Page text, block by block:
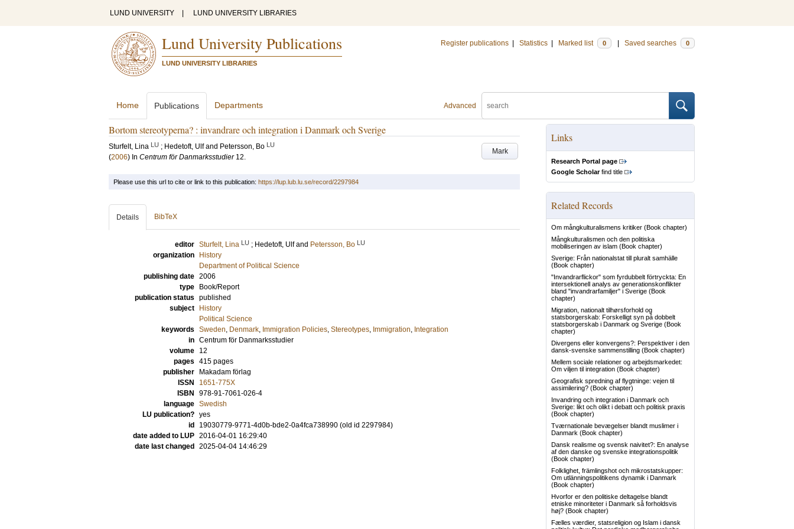
LUND UNIVERSITY LUND UNIVERSITY LIBRARIES
Lund University Publications
LUND UNIVERSITY LIBRARIES
Register publications Statistics Marked list 0 Saved searches 0
Advanced
Home Publications Departments
Bortom stereotyperna? : invandrare och integration i Danmark och Sverige
Mark
Sturfelt, Lina LU ; Hedetoft, Ulf and Petersson, Bo LU
(2006) In Centrum för Danmarksstudier 12.
Links
Research Portal page
Google Scholarfind title
Related Records
Om mångkulturalismens kritiker (Book chapter)
Mångkulturalismen och den politiska
mobiliseringen av islam (Book chapter)
Sverige: Från nationalstat till pluralt samhälle
(Book chapter)
"Invandrarflickor" som fyrdubbelt förtryckta: En
intersektionell analys av generationskonflikter
bland "invandrarfamiljer" i Sverige (Book
chapter)
Migration, nationalt tilhørsforhold og
statsborgerskab: Forskelligt syn på dobbelt
statsborgerskab i Danmark og Sverige (Book
chapter)
Divergens eller konvergens?: Perspektiver i den
dansk-svenske sammenstilling (Book chapter)
Mellem sociale relationer og arbejdsmarkedet:
Om viljen til integration (Book chapter)
Geografisk spredning af flygtninge: vejen til
assimilering? (Book chapter)
Invandring och integration i Danmark och
Sverige: likt och olikt i debatt och politisk praxis
(Book chapter)
Tværnationale bevægelser blandt muslimer i
Danmark (Book chapter)
Dansk realisme og svensk naivitet?: En analyse
af den danske og svenske integrationspolitik
(Book chapter)
Folklighet, främlingshot och mikrostatskupper:
Om utlänningspolitikens dynamik i Danmark
(Book chapter)
Hvorfor er den politiske deltagelse blandt
etniske minoriteter i Danmark så forholdsvis
høj? (Book chapter)
Fælles værdier, statsreligion og Islam i dansk
Please use this url to cite or link to this publication: https://lup.lub.lu.se/record/2297984
Details BibTeX
editor Sturfelt, Lina LU ; Hedetoft, Ulf and Petersson, Bo LU
organization
History
Department of Political Science
publishing date 2006
type
Book/Report
publication status published
subject
History
Political Science
keywords Sweden, Denmark, Immigration Policies, Stereotypes, Immigration, Integration
in Centrum för Danmarksstudier
volume
12
pages 415 pages
publisher
Makadam förlag
ISSN
1651-775X
ISBN
978-91-7061-026-4
language Swedish
LU publication? yes
id
19030779-9771-4d0b-bde2-0a4fca738990 (old id 2297984)
date added to LUP 2016-04-01 16:29:40
date last changed
2025-04-04 14:46:29